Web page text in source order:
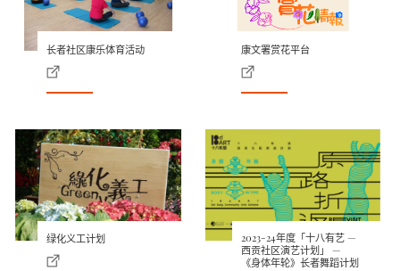
长者社区康乐体育活动 康文署赏花平台
绿化义工计划
2023-24年度「十八有艺 —
西贡社区演艺计划」 —
《身体年轮》长者舞蹈计划